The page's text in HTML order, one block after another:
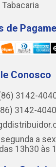
Tabacaria
de
Conosco
3142-
3142-4040
a
13h30 às